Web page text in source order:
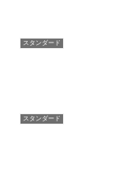
スタンダード
スタンダード